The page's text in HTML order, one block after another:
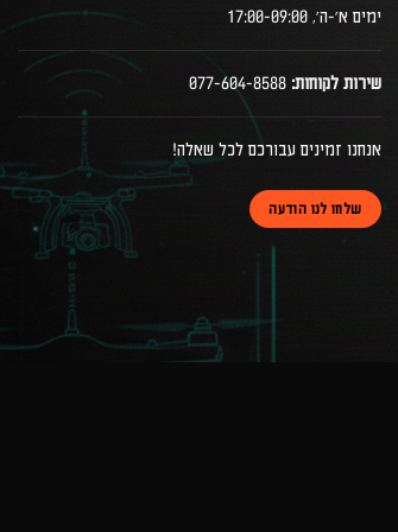
ימים א׳-ה׳, 17:00-09:00
שירות לקוחות:
אנחנו זמינים עבורכם לכל שאלה!
שלחו לנו הודעה